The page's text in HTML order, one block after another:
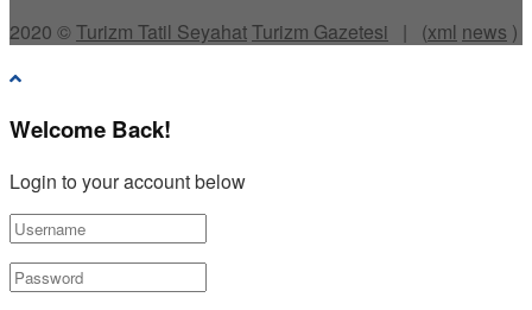
2020 ©Turizm Tatil SeyahatTurizm Gazetesi | (xml news )
Welcome Back!
Login to your account below